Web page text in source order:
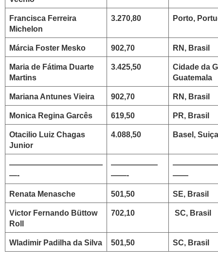
Francisca Ferreira
Michelon
3.270,80 Porto,
Márcia Foster Mesko 902,70 RN, Brasil
Maria de Fátima Duarte
Martins
3.425,50
Cidade da
Guatemala
Mariana Antunes Vieira 902,70 RN, Brasil
Monica Regina Garcês 619,50 PR, Brasil
Otacilio Luiz Chagas
Junior
4.088,50 Basel, Suiça
————————————
—-
——————
——-
——
Renata Menasche 501,50 SE, Brasil
Victor Fernando Büttow
Roll
702,10 SC, Brasil
Wladimir Padilha da Silva 501,50 SC, Brasil